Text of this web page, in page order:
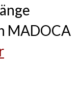
MADOCA